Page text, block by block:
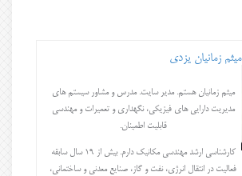
میثم زمانیان یزدی
میثم زمانیان هستم. مدیر سایت. مدرس و مشاور سیستم های
مدیریت دارایی های فیزیکی، نگهداری و تعمیرات و مهندسی
قابلیت اطمینان.
کارشناسی ارشد مهندسی مکانیک دارم. بیش از 19 سال سابقه
فعالیت در انتقال انرژی، نفت و گاز، صنایع معدنی و ساختمانی،